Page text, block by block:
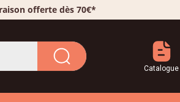
offerte dès 70€*
Catalogue